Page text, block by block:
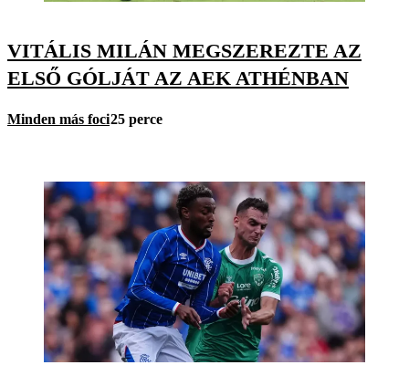
VITÁLIS MILÁN MEGSZEREZTE AZ
ELSŐ GÓLJÁT AZ AEK ATHÉNBAN
Minden más foci25 perce